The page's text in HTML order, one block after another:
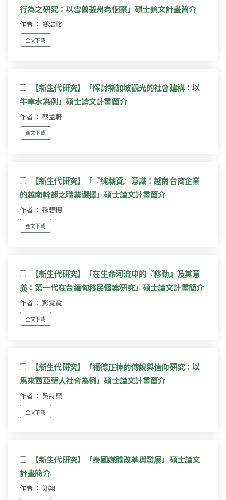
行為之研究：以雪蘭莪州為個案」碩士論文計畫簡介
作者 ： 馮浩峻
全文下載
【新生代研究】「探討新加坡觀光的社會建構：以
牛車水為例」碩士論文計畫簡介
作者 ： 蔡孟軒
全文下載
【新生代研究】「『純薪資』意識：越南台商企業
的越南幹部之職業選擇」碩士論文計畫簡介
作者 ： 孫碧穗
全文下載
【新生代研究】「在生命河流中的『移動』及其意
義：第一代在台緬甸移民個案研究」碩士論文計畫簡介
作者 ： 彭霓霓
全文下載
【新生代研究】「福德正神的傳說與信仰研究：以
馬來西亞華人社會為例」碩士論文計畫簡介
作者 ： 吳詩興
全文下載
【新生代研究】「泰國媒體改革與發展」碩士論文
計畫簡介
作者 ： 鄭翔